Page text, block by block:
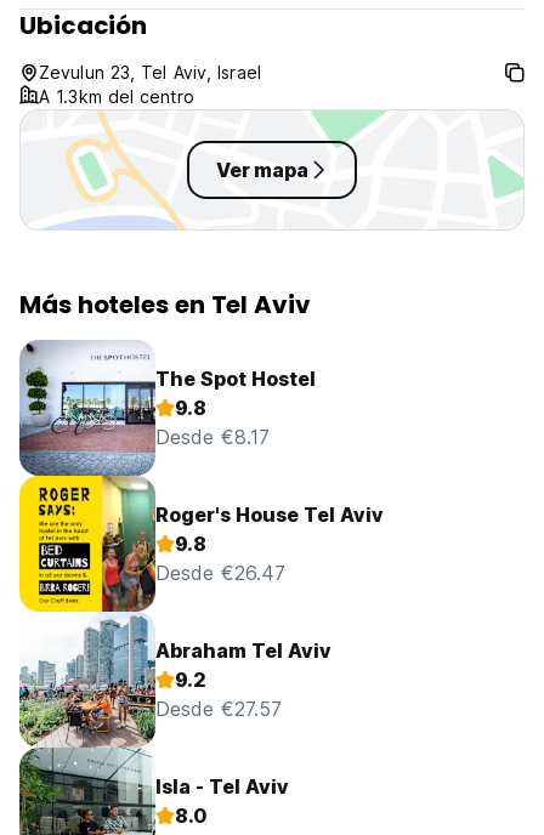
language)
Ubicación
Zevulun 23, Tel Aviv, Israel
A 1.3km del centro
Ver mapa
Más hoteles en Tel Aviv
The Spot Hostel
9.8
Desde €8.17
Roger's House Tel Aviv
9.8
Desde €26.47
Abraham Tel Aviv
9.2
Desde €27.57
Isla - Tel Aviv
8.0